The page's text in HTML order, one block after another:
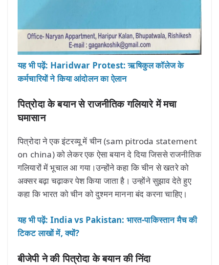
यह भी पढ़ें: Haridwar Protest: ऋषिकुल कॉलेज के
कर्मचारियों ने किया आंदोलन का ऐलान
पित्रोदा के बयान से राजनीतिक गलियारे में मचा
घमासान
पित्रोदा ने एक इंटरव्यू में चीन (sam pitroda statement
on china) को लेकर एक ऐसा बयान दे दिया जिससे राजनीतिक
गलियारों में भूचाल आ गया।उन्होंने कहा कि चीन से खतरे को
अक्सर बढ़ा चढ़ाकर पेश किया जाता है। उन्होंने सुझाव देते हुए
कहा कि भारत को चीन को दुश्मन मानना बंद करना चाहिए।
यह भी पढ़ें: India vs Pakistan: भारत-पाकिस्तान मैच की
टिकट लाखों में, क्यों?
बीजेपी ने की पित्रोदा के बयान की निंदा